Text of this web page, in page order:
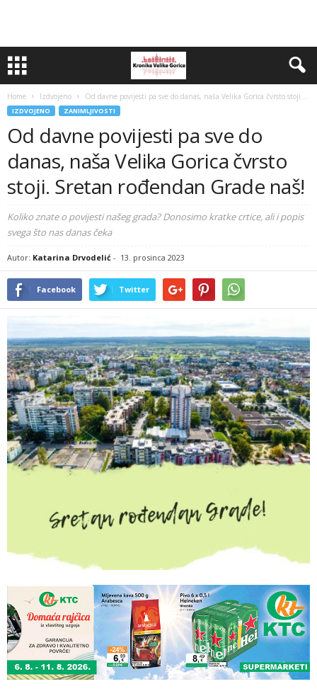
Home Izdvojeno Od davne povijesti pa sve do danas, naša Velika Gorica čvrsto stoji....
IZDVOJENO ZANIMLJIVOSTI
Od davne povijesti pa sve do
danas, naša Velika Gorica čvrsto
stoji. Sretan rođendan Grade naš!
Koliko znate o povijesti našeg grada? Donosimo kratke crtice, ali i popis
svega što nas danas čeka
Autor: Katarina Drvodelić - 13. prosinca 2023
Facebook Twitter